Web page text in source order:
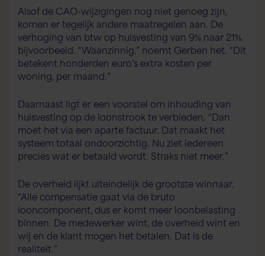
Alsof de CAO-wijzigingen nog niet genoeg zijn,
komen er tegelijk andere maatregelen aan. De
verhoging van btw op huisvesting van 9% naar 21%
bijvoorbeeld. “Waanzinnig,” noemt Gerben het. “Dit
betekent honderden euro’s extra kosten per
woning, per maand.”
Daarnaast ligt er een voorstel om inhouding van
huisvesting op de loonstrook te verbieden. “Dan
moet het via een aparte factuur. Dat maakt het
systeem totaal ondoorzichtig. Nu ziet iedereen
precies wat er betaald wordt. Straks niet meer.”
De overheid lijkt uiteindelijk de grootste winnaar.
“Alle compensatie gaat via de bruto
looncomponent, dus er komt meer loonbelasting
binnen. De medewerker wint, de overheid wint en
wij en de klant mogen het betalen. Dat is de
realiteit.”